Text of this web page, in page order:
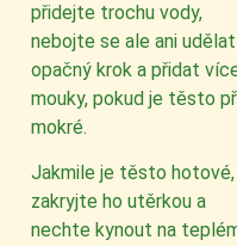
přidejte trochu vody,
nebojte se ale ani udělat
opačný krok a přidat
mouky, pokud je těsto
mokré.
Jakmile je těsto hotové,
zakryjte ho utěrkou a
nechte kynout na